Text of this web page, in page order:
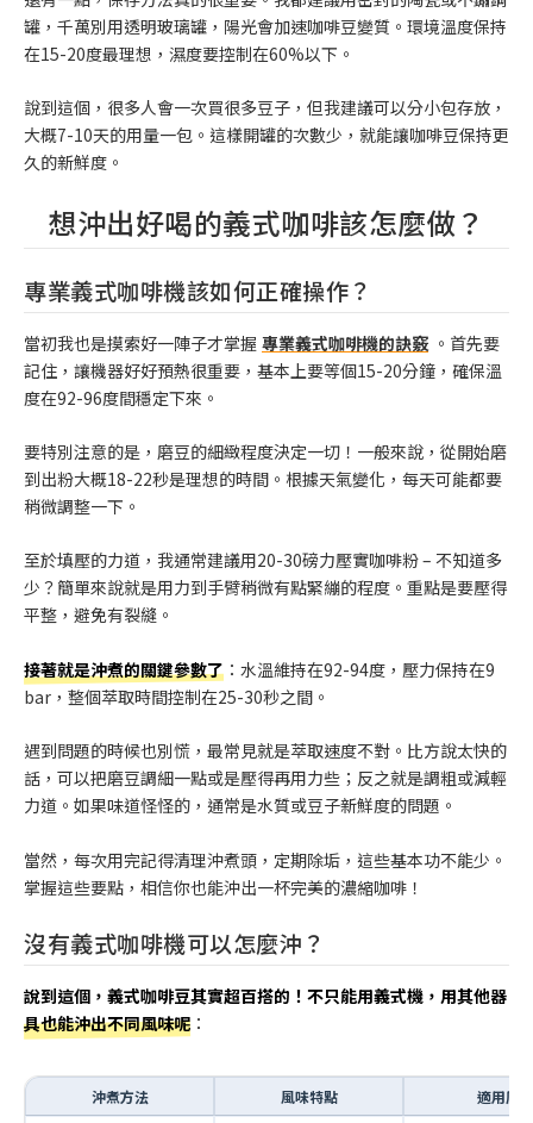
罐，千萬別用透明玻璃罐，陽光會加速咖啡豆變質。環境溫度保持
在15-20度最理想，濕度要控制在60%以下。
說到這個，很多人會一次買很多豆子，但我建議可以分小包存放，
大概7-10天的用量一包。這樣開罐的次數少，就能讓咖啡豆保持更
久的新鮮度。
想沖出好喝的義式咖啡該怎麼做？
專業義式咖啡機該如何正確操作？
當初我也是摸索好一陣子才掌握 專業義式咖啡機的訣竅 。首先要
記住，讓機器好好預熱很重要，基本上要等個15-20分鐘，確保溫
度在92-96度間穩定下來。
要特別注意的是，磨豆的細緻程度決定一切！一般來說，從開始磨
到出粉大概18-22秒是理想的時間。根據天氣變化，每天可能都要
稍微調整一下。
至於填壓的力道，我通常建議用20-30磅力壓實咖啡粉 – 不知道多
少？簡單來說就是用力到手臂稍微有點緊繃的程度。重點是要壓得
平整，避免有裂縫。
接著就是沖煮的關鍵參數了 ：水溫維持在92-94度，壓力保持在9
bar，整個萃取時間控制在25-30秒之間。
遇到問題的時候也別慌，最常見就是萃取速度不對。比方說太快的
話，可以把磨豆調細一點或是壓得再用力些；反之就是調粗或減輕
力道。如果味道怪怪的，通常是水質或豆子新鮮度的問題。
當然，每次用完記得清理沖煮頭，定期除垢，這些基本功不能少。
掌握這些要點，相信你也能沖出一杯完美的濃縮咖啡！
沒有義式咖啡機可以怎麼沖？
說到這個，義式咖啡豆其實超百搭的！不只能用義式機，用其他器
具也能沖出不同風味呢 ：
沖煮方法 風味特點
適用度